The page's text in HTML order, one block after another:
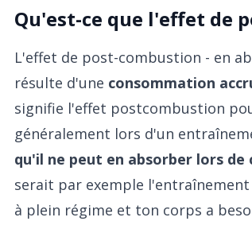
Qu'est-ce que l'effet de
L'effet de post-combustion - en
résulte d'une consommation
signifie l'effet postcombustion
généralement lors d'un
qu'il ne peut en absorber lors de
serait par exemple
à plein régime et ton corps a